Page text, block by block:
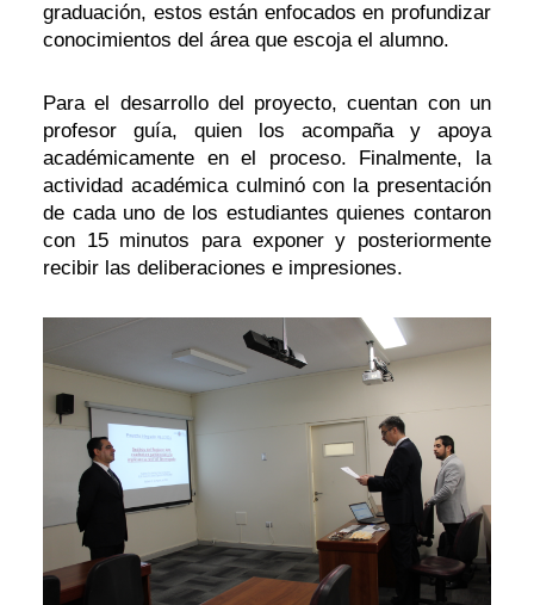
graduación, estos están enfocados en profundizar
conocimientos del área que escoja el alumno.
Para el desarrollo del proyecto, cuentan con un
profesor guía, quien los acompaña y apoya
académicamente en el proceso. Finalmente, la
actividad académica culminó con la presentación
de cada uno de los estudiantes quienes contaron
con 15 minutos para exponer y posteriormente
recibir las deliberaciones e impresiones.